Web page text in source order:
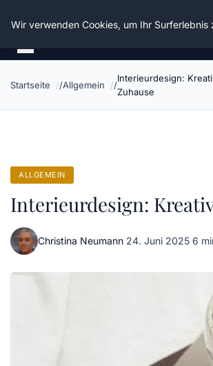
Die Schnitter
Startseite Allgemein
Interieurdesign:
Zuhause
ALLGEMEIN
Interieurdesign:
Christina Neumann·24. Juni 2025·6
Wir verwenden Cookies, um Ihr